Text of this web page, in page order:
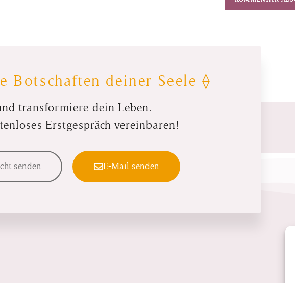
Botschaften deiner Seele ⟠
transformiere dein Leben.
Erstgespräch vereinbaren!
senden E-Mail senden